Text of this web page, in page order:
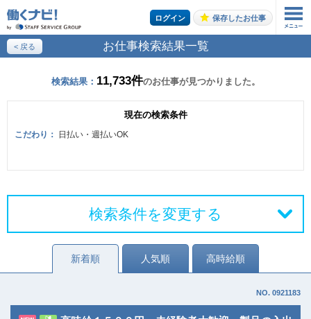
ログイン 保存したお仕事
< 戻る お仕事検索結果一覧
検索結果： 11,733件のお仕事が見つかりました。
現在の検索条件
こだわり： 日払い・週払いOK
検索条件を変更する
新着順 人気順 高時給順
NO. 0921183
お仕事の案内をご希望の方はこちら
エントリーする
トップページ